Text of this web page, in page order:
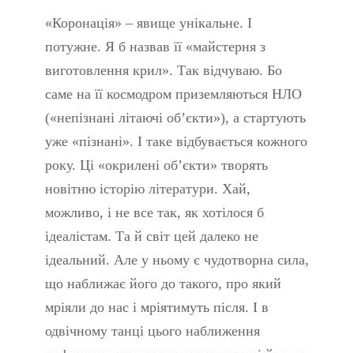
«Коронація» – явище унікальне. І
потужне. Я б назвав її «майстерня з
виготовлення крил». Так відчуваю. Бо
саме на її космодром приземляються НЛО
(«непізнані літаючі об’єкти»), а стартують
уже «пізнані». І таке відбувається кожного
року. Ці «окрилені об’єкти» творять
новітню історію літератури. Хай,
можливо, і не все так, як хотілося б
ідеалістам. Та й світ цей далеко не
ідеальний. Але у ньому є чудотворна сила,
що наближає його до такого, про який
мріяли до нас і мріятимуть після. І в
одвічному танці цього наближення